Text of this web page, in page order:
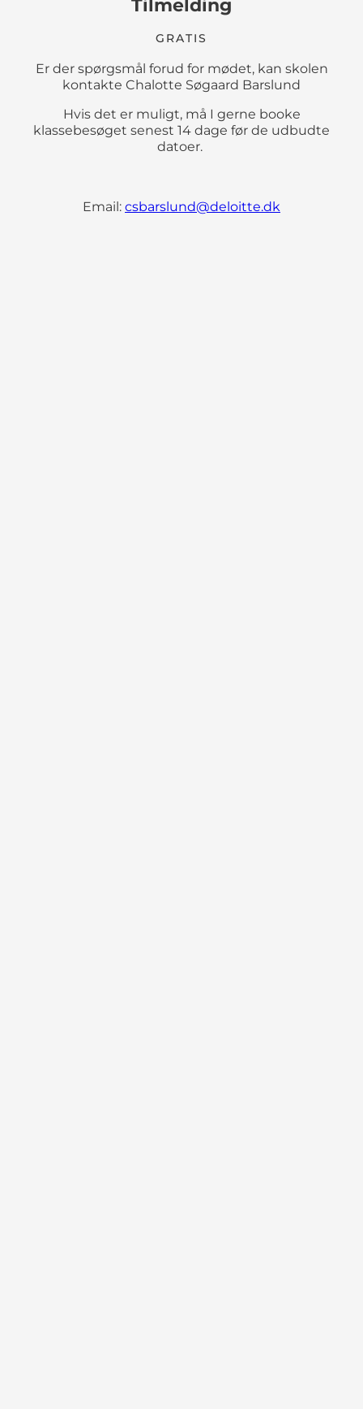
Tilmelding
GRATIS
Er der spørgsmål forud for mødet, kan skolen
kontakte Chalotte Søgaard Barslund
Hvis det er muligt, må I gerne booke
klassebesøget senest 14 dage før de udbudte
datoer.
Email: csbarslund@deloitte.dk